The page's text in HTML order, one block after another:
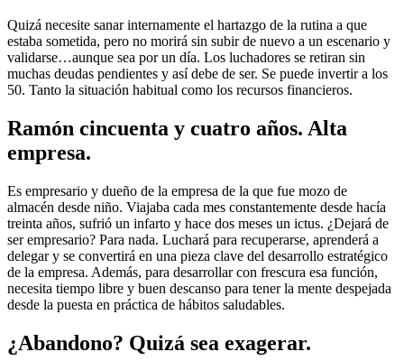
Quizá necesite sanar internamente el hartazgo de la rutina a que
estaba sometida, pero no morirá sin subir de nuevo a un escenario y
validarse…aunque sea por un día. Los luchadores se retiran sin
muchas deudas pendientes y así debe de ser. Se puede invertir a los
50. Tanto la situación habitual como los recursos financieros.
Ramón cincuenta y cuatro años. Alta
empresa.
Es empresario y dueño de la empresa de la que fue mozo de
almacén desde niño. Viajaba cada mes constantemente desde hacía
treinta años, sufrió un infarto y hace dos meses un ictus. ¿Dejará de
ser empresario? Para nada. Luchará para recuperarse, aprenderá a
delegar y se convertirá en una pieza clave del desarrollo estratégico
de la empresa. Además, para desarrollar con frescura esa función,
necesita tiempo libre y buen descanso para tener la mente despejada
desde la puesta en práctica de hábitos saludables.
¿Abandono? Quizá sea exagerar.